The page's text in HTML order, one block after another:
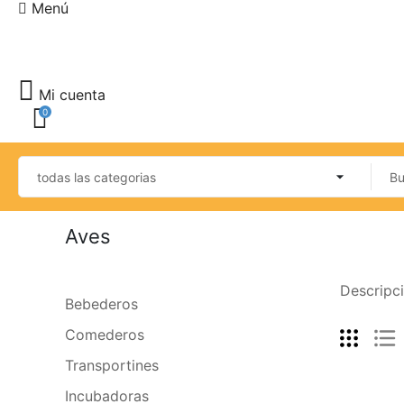
Menú
Mi cuenta
0
Aves
Bebederos
Comederos
Transportines
Incubadoras